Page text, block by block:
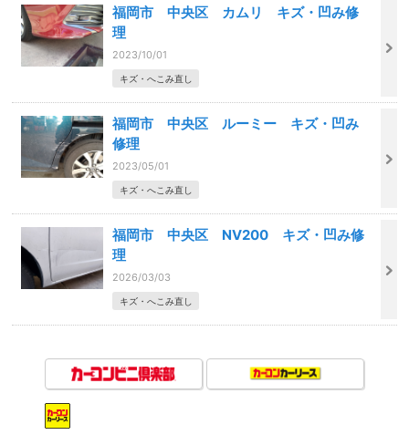
福岡市 中央区 カムリ キズ・凹み修
理
2023/10/01
キズ・へこみ直し
福岡市 中央区 ルーミー キズ・凹み
修理
2023/05/01
キズ・へこみ直し
福岡市 中央区 NV200 キズ・凹み修
理
2026/03/03
キズ・へこみ直し